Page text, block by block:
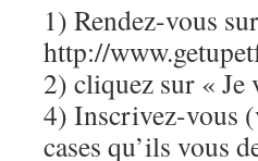
1) Rendez-vous sur
http://
2) cliquez sur « Je
4) Inscrivez-vous
cases qu’ils vous